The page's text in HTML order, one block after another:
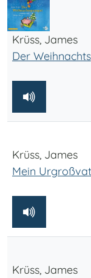
Krüss, James
Der
Krüss, James
Mein
Krüss, James